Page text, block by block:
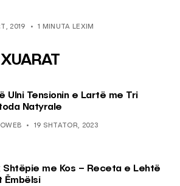
2019 1 MINUTA LEXIM
Ulni Tensionin e Lartë me Tri
Natyrale
19 SHTATOR, 2023
Shtëpie me Kos – Receta e Lehtë
Ëmbëlsi